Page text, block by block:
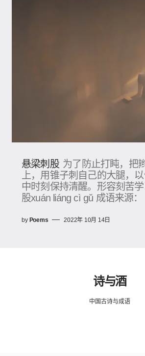
悬梁刺股 为了防止打盹，把
上，用锥子刺自己的大腿，
中时刻保持清醒。形容刻苦
股xuán liáng cì gǔ 成语来源：
by Poems 2022年 10月 14日
诗与酒
中国古诗与成语